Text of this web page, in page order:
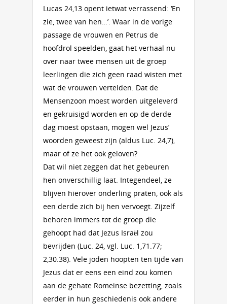
Lucas 24,13 opent ietwat verrassend: ‘En
zie, twee van hen…’. Waar in de vorige
passage de vrouwen en Petrus de
hoofdrol speelden, gaat het verhaal nu
over naar twee mensen uit de groep
leerlingen die zich geen raad wisten met
wat de vrouwen vertelden. Dat de
Mensenzoon moest worden uitgeleverd
en gekruisigd worden en op de derde
dag moest opstaan, mogen wel Jezus’
woorden geweest zijn (aldus Luc. 24,7),
maar of ze het ook geloven?
Dat wil niet zeggen dat het gebeuren
hen onverschillig laat. Integendeel, ze
blijven hierover onderling praten, ook als
een derde zich bij hen vervoegt. Zijzelf
behoren immers tot de groep die
gehoopt had dat Jezus Israël zou
bevrijden (Luc. 24, vgl. Luc. 1,71.77;
2,30.38). Vele joden hoopten ten tijde van
Jezus dat er eens een eind zou komen
aan de gehate Romeinse bezetting, zoals
eerder in hun geschiedenis ook andere